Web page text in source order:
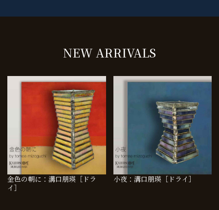
NEW ARRIVALS
金色の朝に：溝口朋瑛［ドラ
イ］
小夜：溝口朋瑛［ドライ］